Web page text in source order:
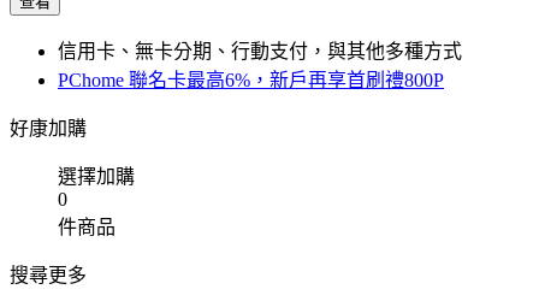
信用卡、無卡分期、行動支付，與其他多種方式
PChome 聯名卡最高6%，新戶再享首刷禮800P
好康加購
選擇加購
0
件商品
搜尋更多